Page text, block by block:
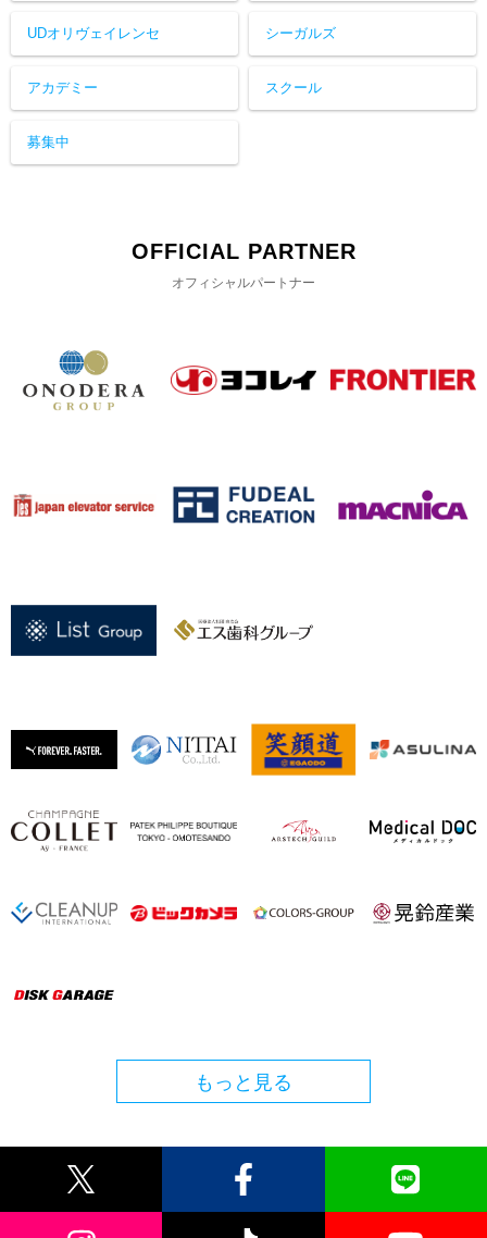
UDオリヴェイレンセ シーガルズ
アカデミー スクール
募集中
OFFICIAL PARTNER
オフィシャルパートナー
もっと見る